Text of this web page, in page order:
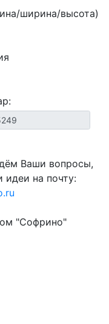
ширина/высота)
Ваши вопросы,
идеи на почту:
"Софрино"